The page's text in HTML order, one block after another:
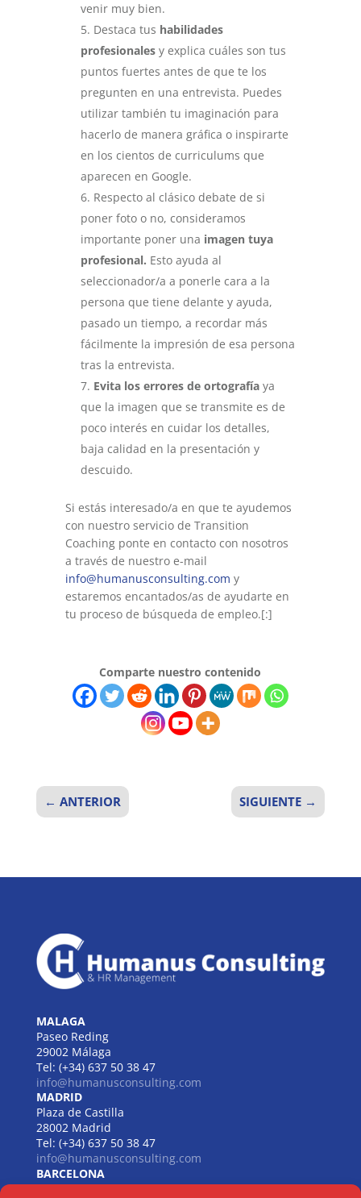
venir muy bien.
Destaca tus habilidades
profesionalesy explica cuáles son tus
puntos fuertes antes de que te los
pregunten en una entrevista. Puedes
utilizar también tu imaginación para
hacerlo de manera gráfica o inspirarte
en los cientos de curriculums que
aparecen en Google.
Respecto al clásico debate de si
poner foto o no, consideramos
importante poner una imagen tuya
profesional. Esto ayuda al
seleccionador/a a ponerle cara a la
persona que tiene delante y ayuda,
pasado un tiempo, a recordar más
fácilmente la impresión de esa persona
tras la entrevista.
Evita los errores de ortografíaya
que la imagen que se transmite es de
poco interés en cuidar los detalles,
baja calidad en la presentación y
descuido.
Si estás interesado/a en que te ayudemos
con nuestro servicio de Transition
Coaching ponte en contacto con nosotros
a través de nuestro e-mail
info@humanusconsulting.com y
estaremos encantados/as de ayudarte en
tu proceso de búsqueda de empleo.[:]
Comparte nuestro contenido
← ANTERIOR SIGUIENTE →
MALAGA
Paseo Reding
29002 Málaga
Tel: (+34) 637 50 38 47
info@humanusconsulting.com
MADRID
Plaza de Castilla
28002 Madrid
Tel: (+34) 637 50 38 47
info@humanusconsulting.com
BARCELONA
Carrer de Beethoven